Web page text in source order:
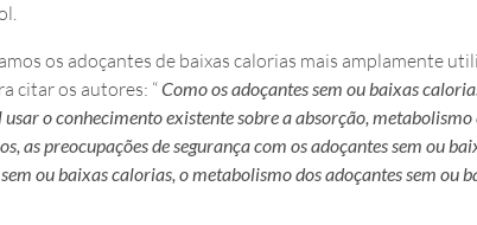
os adoçantes de baixas calorias mais amplamente
citar os autores: “Como os adoçantes sem ou baixas
o conhecimento existente sobre a absorção,
as preocupações de segurança com os adoçantes sem ou
ou baixas calorias, o metabolismo dos adoçantes sem ou